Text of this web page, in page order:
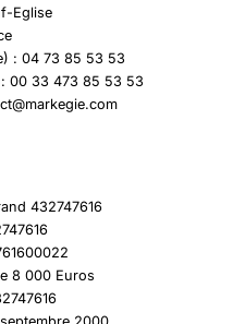
Eglise
: 04 73 85 53 53
00 33 473 85 53 53
432747616
8 000 Euros